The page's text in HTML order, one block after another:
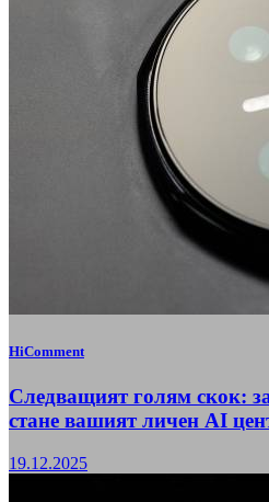
HiComment
Следващият голям скок:
стане вашият личен AI
19.12.2025